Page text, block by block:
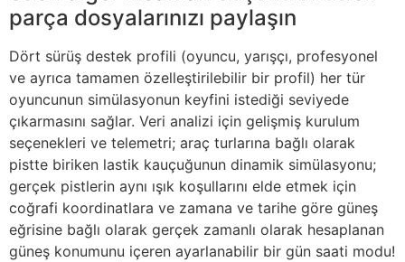
parça dosyalarınızı paylaşın
Dört sürüş destek profili (oyuncu, yarışçı, profesyonel
ve ayrıca tamamen özelleştirilebilir bir profil) her tür
oyuncunun simülasyonun keyfini istediği seviyede
çıkarmasını sağlar. Veri analizi için gelişmiş kurulum
seçenekleri ve telemetri; araç turlarına bağlı olarak
pistte biriken lastik kauçuğunun dinamik simülasyonu;
gerçek pistlerin aynı ışık koşullarını elde etmek için
coğrafi koordinatlara ve zamana ve tarihe göre güneş
eğrisine bağlı olarak gerçek zamanlı olarak hesaplanan
güneş konumunu içeren ayarlanabilir bir gün saati modu!